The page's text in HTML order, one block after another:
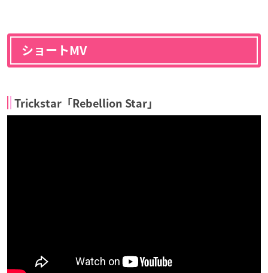
ショートMV
Trickstar「Rebellion Star」